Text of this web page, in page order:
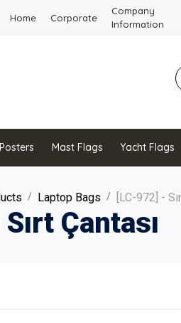
Home Corporate
Company
Information
Mast Flags Yacht Flags
Laptop Bags [LC-972] -
Çantası